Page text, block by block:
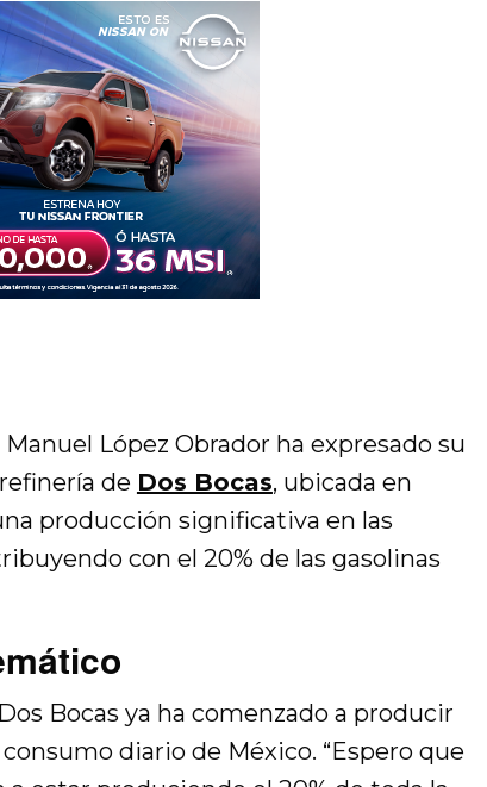
López Obrador ha expresado su
de Dos Bocas, ubicada en
producción significativa en las
con el 20% de las gasolinas
Bocas ya ha comenzado a producir
diario de México. “Espero que